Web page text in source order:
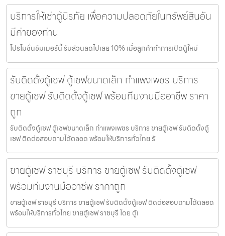
บริการให้เช่าตู้นิรภัย เพื่อความปลอดภัยในทรัพย์สินอัน
มีค่าของท่าน
โปรโมชั่นชัมเมอร์นี้ รับส่วนลดไปเลย 10% เมื่อลูกค้าทำการเปิดตู้ใหม่
รับติดตั้งตู้เซฟ ตู้เซฟขนาดเล็ก กำแพงเพชร บริการ
ขายตู้เซฟ รับติดตั้งตู้เซฟ พร้อมทีมงานมืออาชีพ ราคา
ถูก
รับติดตั้งตู้เซฟ ตู้เซฟขนาดเล็ก กำแพงเพชร บริการ ขายตู้เซฟ รับติดตั้งตู้
เซฟ ติดต่อสอบถามได้ตลอด พร้อมให้บริการทั่วไทย รั
ขายตู้เซฟ ราชบุรี บริการ ขายตู้เซฟ รับติดตั้งตู้เซฟ
พร้อมทีมงานมืออาชีพ ราคาถูก
ขายตู้เซฟ ราชบุรี บริการ ขายตู้เซฟ รับติดตั้งตู้เซฟ ติดต่อสอบถามได้ตลอด
พร้อมให้บริการทั่วไทย ขายตู้เซฟ ราชบุรี โดย ตู้เ